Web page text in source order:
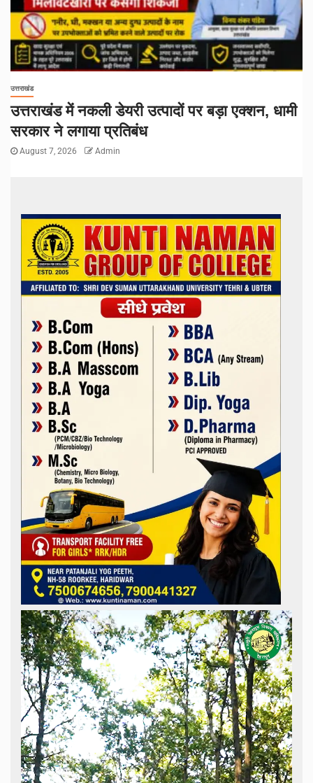
उत्तराखंड
उत्तराखंड में नकली डेयरी उत्पादों पर बड़ा एक्शन, धामी
सरकार ने लगाया प्रतिबंध
August 7, 2026 Admin